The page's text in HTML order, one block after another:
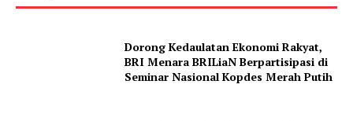
Dorong Kedaulatan Ekonomi Rakyat,
BRI Menara BRILiaN Berpartisipasi di
Seminar Nasional Kopdes Merah Putih